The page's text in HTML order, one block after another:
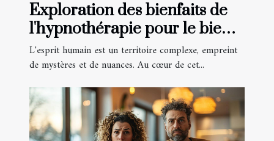
Exploration des bienfaits de
l'hypnothérapie pour le bien-
être mental
L'esprit humain est un territoire complexe, empreint
de mystères et de nuances. Au cœur de cet...